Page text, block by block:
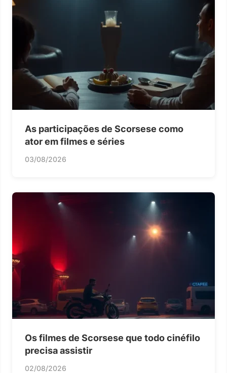
As participações de Scorsese como
ator em filmes e séries
03/08/2026
Os filmes de Scorsese que todo cinéfilo
precisa assistir
02/08/2026